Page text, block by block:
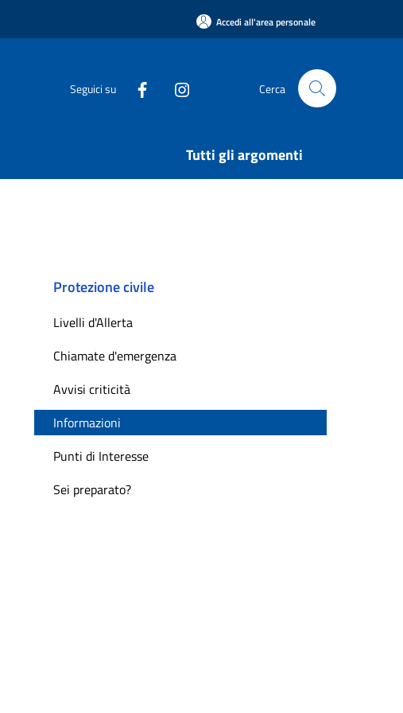
Accedi all'area personale
Seguici su Cerca
Tutti gli argomenti
Protezione civile
Livelli d'Allerta
Chiamate d'emergenza
Avvisi criticità
Informazioni
Punti di Interesse
Sei preparato?